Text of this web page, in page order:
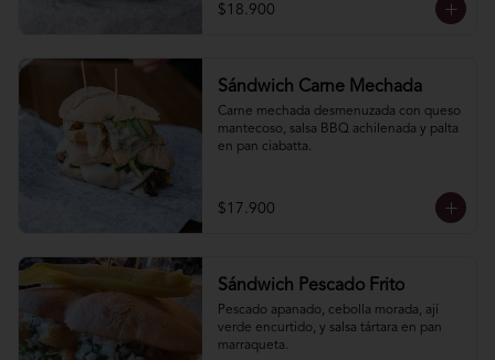
$18.900
Sándwich Carne Mechada
Carne mechada desmenuzada con queso
mantecoso, salsa BBQ achilenada y palta
en pan ciabatta.
$17.900
Sándwich Pescado Frito
Pescado apanado, cebolla morada, ají­
verde encurtido, y salsa tártara en pan
marraqueta.